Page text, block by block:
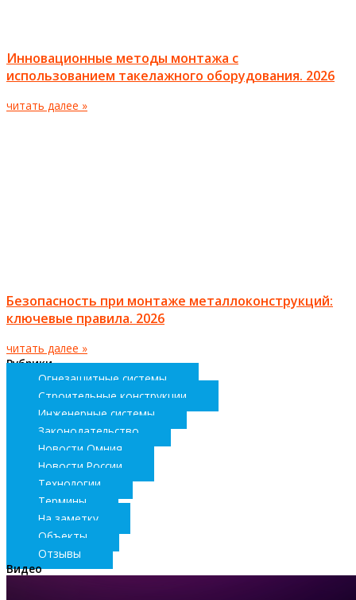
Инновационные методы монтажа с
использованием такелажного оборудования. 2026
читать далее »
Безопасность при монтаже металлоконструкций:
ключевые правила. 2026
читать далее »
Рубрики
Огнезащитные системы
Строительные конструкции
Инженерные системы
Законодательство
Новости Омния
Новости России
Технологии
Термины
На заметку
Объекты
Отзывы
Видео